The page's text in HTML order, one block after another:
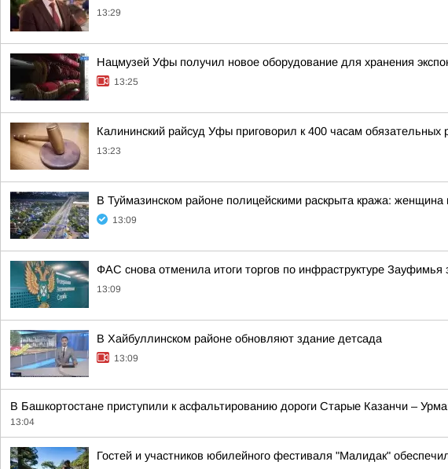
13:29
Нацмузей Уфы получил новое оборудование для хранения
13:25
Калининский райсуд Уфы приговорил к 400 часам
13:23
В Туймазинском районе полицейскими раскрыта кража: женщина
13:09
ФАС снова отменила итоги торгов по инфраструктуре Зауфимья
13:09
В Хайбуллинском районе обновляют здание детсада
13:09
В Башкортостане приступили к асфальтированию дороги Старые Казанчи –
13:04
Гостей и участников юбилейного фестиваля "Малидак"